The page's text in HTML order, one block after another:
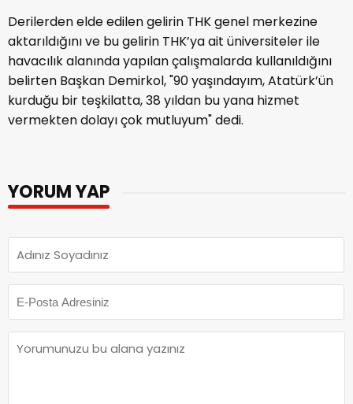
Derilerden elde edilen gelirin THK genel merkezine
aktarıldığını ve bu gelirin THK’ya ait üniversiteler ile
havacılık alanında yapılan çalışmalarda kullanıldığını
belirten Başkan Demirkol, "90 yaşındayım, Atatürk’ün
kurduğu bir teşkilatta, 38 yıldan bu yana hizmet
vermekten dolayı çok mutluyum" dedi.
YORUM YAP